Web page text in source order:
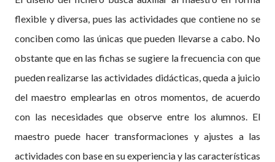
flexible y diversa, pues las actividades que contiene no se
conciben como las únicas que pueden llevarse a cabo. No
obstante que en las fichas se sugiere la frecuencia con que
pueden realizarse las actividades didácticas, queda a juicio
del maestro emplearlas en otros momentos, de acuerdo
con las necesidades que observe entre los alumnos. El
maestro puede hacer transformaciones y ajustes a las
actividades con base en su experiencia y las características